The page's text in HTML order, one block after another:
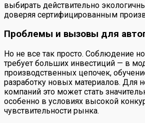
выбирать действительно
доверяя сертифицированным
Проблемы и вызовы для
Но не все так просто. Соблюдение
требует больших инвестиций — в
производственных цепочек,
разработку новых материалов. Для
компаний это может стать
особенно в условиях высокой
чувствительности рынка.